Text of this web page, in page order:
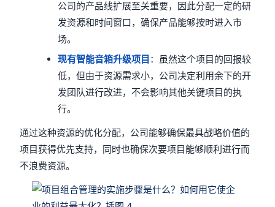
公司的产品线扩展至关重要，因此分配一定的研
发资源和时间窗口，确保产品能够按时进入市
场。
现有智能音箱升级项目 ：虽然这个项目的回报较
低，但由于资源需求小，公司决定利用余下的开
发团队进行改进，不会影响其他关键项目的执
行。
通过这种资源的优化分配，公司能够确保最具战略价值的
项目获得优先支持，同时也确保次要项目能够顺利进行而
不浪费资源。